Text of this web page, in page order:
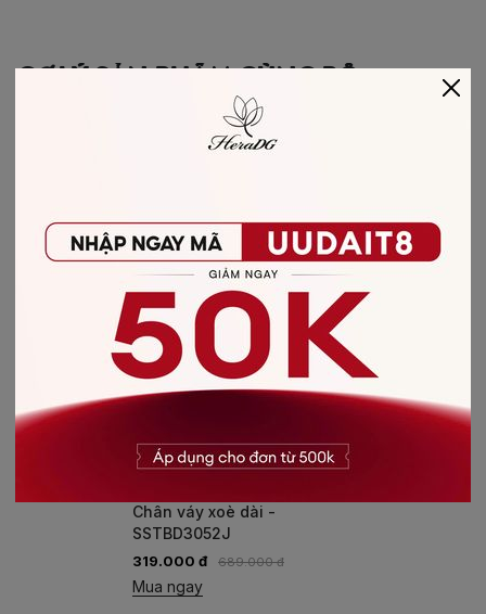
GỢI Ý SẢN PHẨM CÙNG BỘ
CHAN-VAY-XOE-
Chân váy xoè dài -
SSTBD3052J
319.000 đ 689.000 đ
Mua ngay